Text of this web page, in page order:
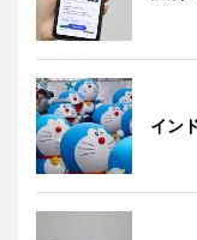
イン